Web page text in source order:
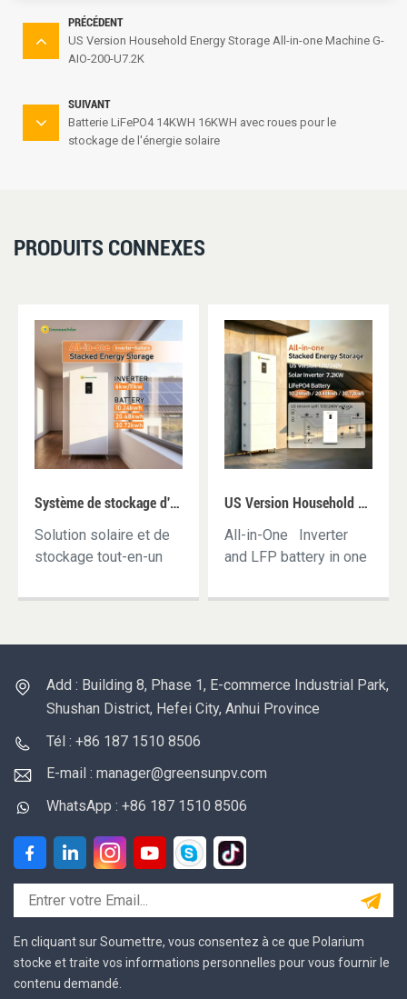
PRÉCÉDENT
US Version Household Energy Storage All-in-one Machine G-
AIO-200-U7.2K
SUIVANT
Batterie LiFePO4 14KWH 16KWH avec roues pour le
stockage de l'énergie solaire
PRODUITS CONNEXES
Système de stockage d'énergie domestique tout-en-un Greensun G-AIO-200-S6K/S11K
Solution solaire et de
stockage tout-en-un
chargeur de batterie, la
UPS,et le boîtier de la
module
précâblésystème pour
une installation plus
rapide Onduleur : 6
kW/11 kWBatterie :
10,24-30,72 kWh
US Version Household Energy Storage All-in-one Machine G-AIO-200-U7.2K
All-in-One Inverter
and LFP battery in one
Scalable Capacity
to 3 batteries
stackable design
Floor-mounted Smart
PC, or touch display
Add : Building 8, Phase 1, E-commerce Industrial Park,
Shushan District, Hefei City, Anhui Province
Tél : +86 187 1510 8506
E-mail : manager@greensunpv.com
WhatsApp : +86 187 1510 8506
En cliquant sur Soumettre, vous consentez à ce que Polarium
stocke et traite vos informations personnelles pour vous fournir le
contenu demandé.